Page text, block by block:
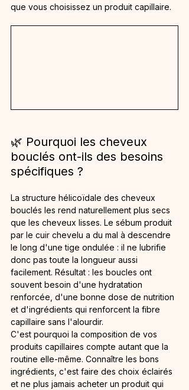
que vous choisissez un produit capillaire.
🌿 Pourquoi les cheveux
bouclés ont-ils des besoins
spécifiques ?
La structure hélicoïdale des cheveux
bouclés les rend naturellement plus secs
que les cheveux lisses. Le sébum produit
par le cuir chevelu a du mal à descendre
le long d'une tige ondulée : il ne lubrifie
donc pas toute la longueur aussi
facilement. Résultat : les boucles ont
souvent besoin d'une hydratation
renforcée, d'une bonne dose de nutrition
et d'ingrédients qui renforcent la fibre
capillaire sans l'alourdir.
C'est pourquoi la composition de vos
produits capillaires compte autant que la
routine elle-même. Connaître les bons
ingrédients, c'est faire des choix éclairés
et ne plus jamais acheter un produit qui